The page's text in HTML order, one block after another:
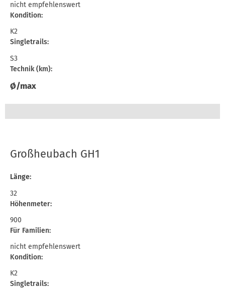
nicht empfehlenswert
Kondition:
K2
Singletrails:
S3
Technik (km):
Ø/max
Großheubach GH1
Länge:
32
Höhenmeter:
900
Für Familien:
nicht empfehlenswert
Kondition:
K2
Singletrails: